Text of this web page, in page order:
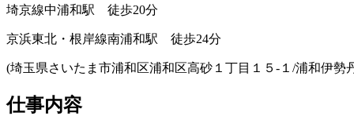
埼京線中浦和駅 徒歩20分
京浜東北・根岸線南浦和駅 徒歩24分
(埼玉県さいたま市浦和区浦和区高砂１丁目１５‐１/浦和伊勢
仕事内容